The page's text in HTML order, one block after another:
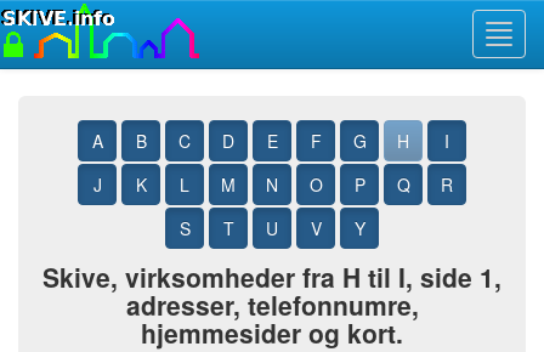
A B C D E F G H
I
J
K L M N O P Q
R
S
T U V Y
Skive, virksomheder fra H til I, side 1,
adresser, telefonnumre,
hjemmesider og kort.